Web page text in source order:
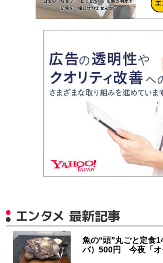
エンタメ 最新記事
魚の“頭”丸ごと定食
バ）500円 今夜「オ